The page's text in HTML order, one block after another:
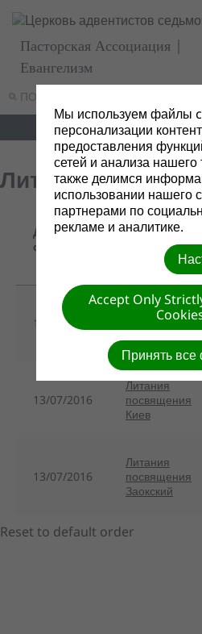
ПОИСК
Пасторская Ассоциация |
Евангелизм
Литания
Дата
файла
Название/
Ссылка
скачивания
13/07/2016
Скачать все
одним
файлом
13/07/2016
Литания
посвящения
Киев
13/07/2016
Литания
посвящения
Заокский
Reset to default order
Мы используем файлы
персонализации
предоставления
сетей и анализа
также делимся
использовании нашего
партнерами по
рекламе и аналитике.
Accept Only
Принять